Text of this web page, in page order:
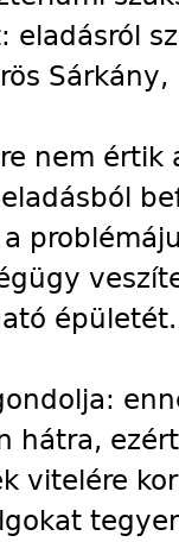
nem
épületét.
hátra,
vitelére